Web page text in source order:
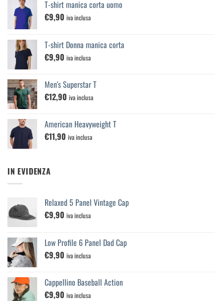
T-shirt manica corta uomo
€9,90 iva inclusa
T-shirt Donna manica corta
€9,90 iva inclusa
Men's Superstar T
€12,90 iva inclusa
American Heavyweight T
€11,90 iva inclusa
IN EVIDENZA
Relaxed 5 Panel Vintage Cap
€9,90 iva inclusa
Low Profile 6 Panel Dad Cap
€9,90 iva inclusa
Cappellino Baseball Action
€9,90 iva inclusa